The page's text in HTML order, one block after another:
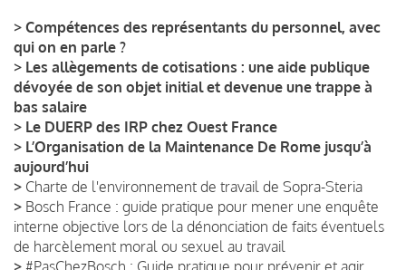
> Compétences des représentants du personnel, avec
qui on en parle ?
> Les allègements de cotisations : une aide publique
dévoyée de son objet initial et devenue une trappe à
bas salaire
> Le DUERP des IRP chez Ouest France
> L’Organisation de la Maintenance De Rome jusqu’à
aujourd’hui
> Charte de l'environnement de travail de Sopra-Steria
> Bosch France : guide pratique pour mener une enquête
interne objective lors de la dénonciation de faits éventuels
de harcèlement moral ou sexuel au travail
> #PasChezBosch : Guide pratique pour prévenir et agir